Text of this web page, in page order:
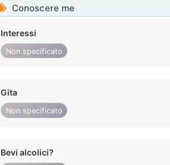
Conoscere me
Interessi
Non specificato
Gita
Non specificato
Bevi alcolici?